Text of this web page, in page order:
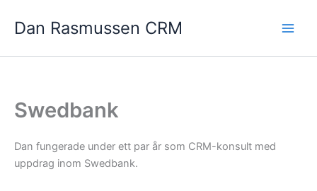
Dan Rasmussen CRM
Swedbank
Dan fungerade under ett par år som CRM-konsult med
uppdrag inom Swedbank.